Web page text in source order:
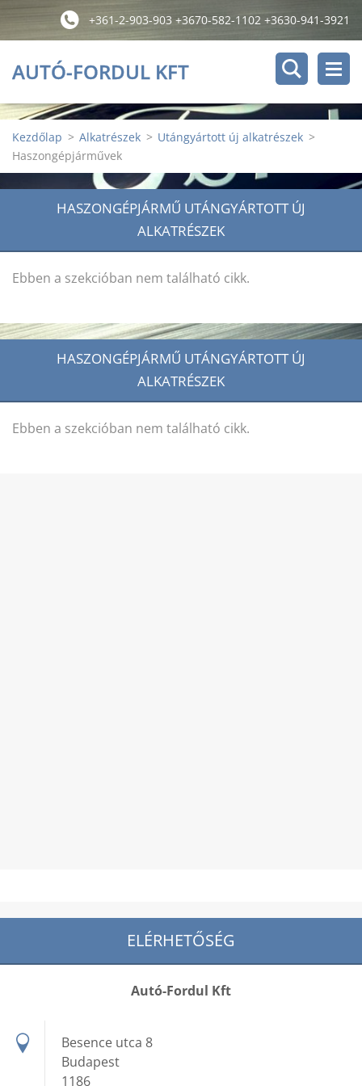
+361-2-903-903 +3670-582-1102 +3630-941-3921
AUTÓ-FORDUL KFT
Kezdőlap > Alkatrészek > Utángyártott új alkatrészek >
Haszongépjárművek
HASZONGÉPJÁRMŰ UTÁNGYÁRTOTT ÚJ
ALKATRÉSZEK
Ebben a szekcióban nem található cikk.
HASZONGÉPJÁRMŰ UTÁNGYÁRTOTT ÚJ
ALKATRÉSZEK
Ebben a szekcióban nem található cikk.
ELÉRHETŐSÉG
Autó-Fordul Kft
Besence utca 8
Budapest
1186